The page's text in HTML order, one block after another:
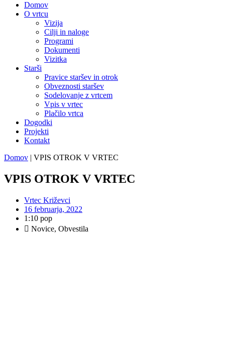
Domov
O vrtcu
Vizija
Cilji in naloge
Programi
Dokumenti
Vizitka
Starši
Pravice staršev in otrok
Obveznosti staršev
Sodelovanje z vrtcem
Vpis v vrtec
Plačilo vrtca
Dogodki
Projekti
Kontakt
Domov | VPIS OTROK V VRTEC
VPIS OTROK V VRTEC
Vrtec Križevci
16 februarja, 2022
1:10 pop
Novice, Obvestila